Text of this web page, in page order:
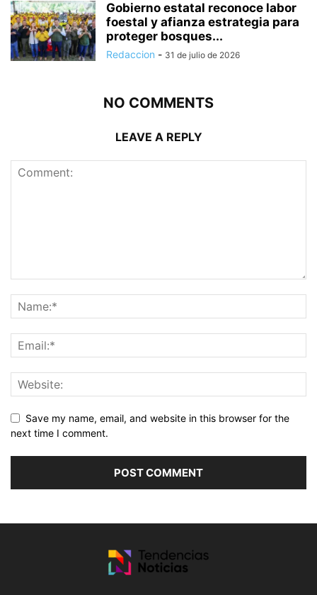
Gobierno estatal reconoce labor
foestal y afianza estrategia para
proteger bosques...
Redaccion - 31 de julio de 2026
NO COMMENTS
LEAVE A REPLY
Save my name, email, and website in this browser for the
next time I comment.